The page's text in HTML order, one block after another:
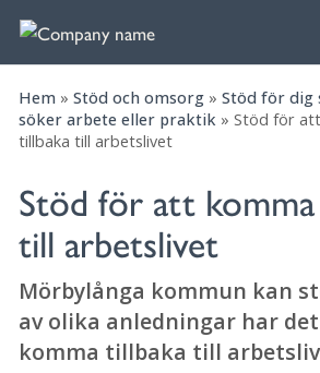
Hem » Stöd och omsorg » Stöd för dig
söker arbete eller praktik » Stöd för
tillbaka till arbetslivet
Stöd för att
till arbetslivet
Mörbylånga kommun kan
av olika anledningar har
komma tillbaka till